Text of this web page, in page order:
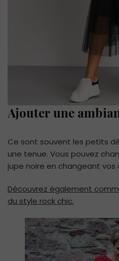
Ajouter une
Ce sont souvent les petits
une tenue. Vous pouvez
jupe noire en changeant
Découvrez également
du style rock chic.